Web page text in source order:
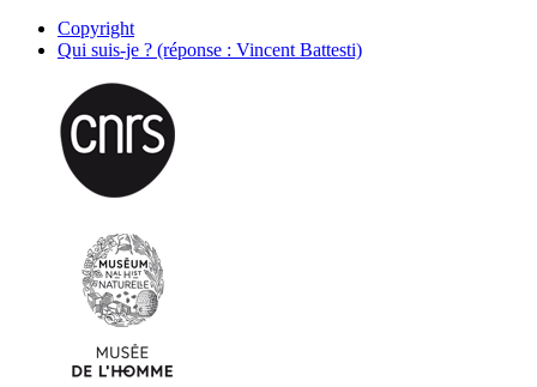
Copyright
Qui suis-je ? (réponse : Vincent Battesti)